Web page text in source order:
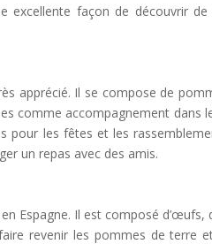
excellente façon de découvrir
apprécié. Il se compose de
comme accompagnement
pour les fêtes et les
un repas avec des amis.
Il est composé d’œufs,
revenir les pommes de terre